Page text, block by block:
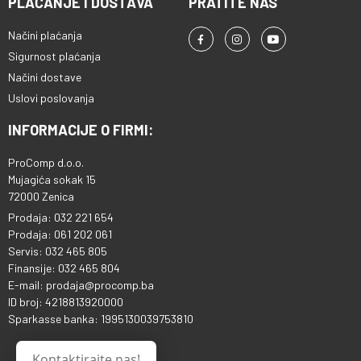
performansama, dobrim
kamerama i dovoljno memorije
za svakodnevni i profesionalni
rad.
odličan izbor za korisnike koji
žele izdržljiv 5G telefon sa
telefon za korisnike koji žele
baterijom, snažnim
performansama i dodatnom
Načini plaćanja
Sigurnost plaćanja
Načini dostave
Uslovi poslovanja
INFORMACIJE O FIRMI:
ProComp d.o.o.
Mujagića sokak 15
72000 Zenica
Prodaja: 032 221 654
Prodaja: 061 202 061
Servis: 032 465 805
Finansije: 032 465 804
E-mail: prodaja@procomp.ba
ID broj: 4218813920000
Sparkasse banka: 1995130039753810